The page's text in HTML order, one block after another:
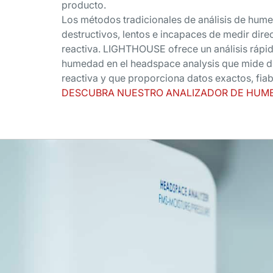
producto.
Los métodos tradicionales de análisis de
destructivos, lentos e incapaces de medir
reactiva. LIGHTHOUSE ofrece un análisis
humedad en el headspace analysis que mide
reactiva y que proporciona datos exactos,
DESCUBRA NUESTRO ANALIZADOR DE